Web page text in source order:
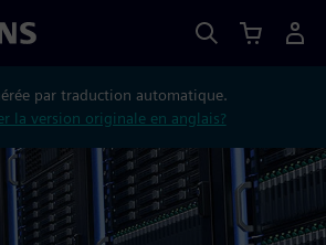
par traduction automatique.
la version originale en anglais?